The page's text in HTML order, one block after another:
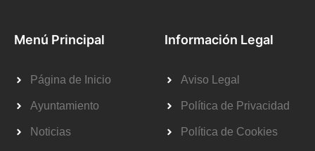
Menú Principal
Página de Inicio
Ayuntamiento
Noticias
Información Legal
Aviso Legal
Política de Privacidad
Política de Cookies